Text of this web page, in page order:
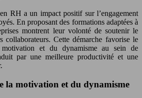
RH a un impact positif sur l’engagement
En proposant des formations adaptées à
montrent leur volonté de soutenir le
collaborateurs. Cette démarche favorise le
et du dynamisme au sein de
par une meilleure productivité et une
la motivation et du dynamisme